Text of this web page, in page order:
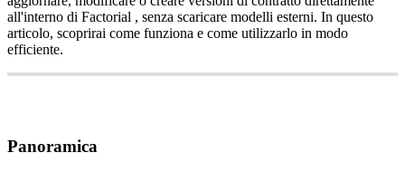
all'interno di Factorial , senza scaricare modelli esterni. In questo
articolo, scoprirai come funziona e come utilizzarlo in modo
efficiente.
Panoramica